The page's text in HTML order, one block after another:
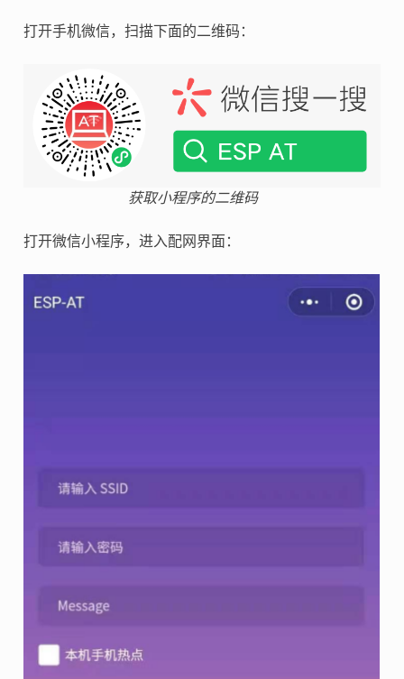
打开手机微信，扫描下面的二维码：
获取小程序的二维码
打开微信小程序，进入配网界面：